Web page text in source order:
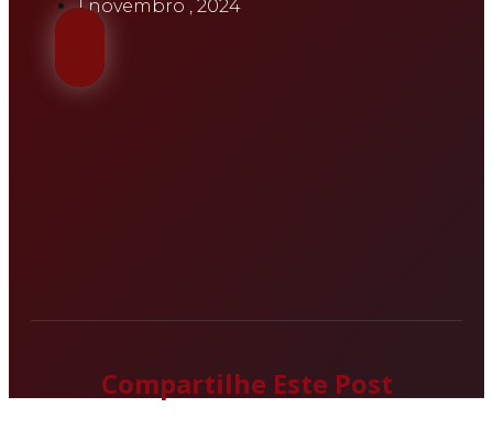
1 novembro , 2024
Compartilhe Este Post